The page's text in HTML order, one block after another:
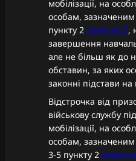
мобілізації, на
особам, зазначеним
пункту 2 додатка 5,
завершення
але не більш як до
обставин, за яких
законні підстави на
Відстрочка від
військову службу
мобілізації, на
особам, зазначеним
3-5 пункту 2